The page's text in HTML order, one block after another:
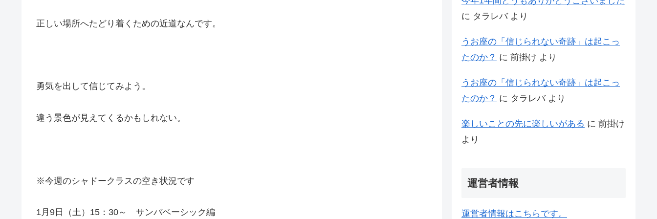
正しい場所へたどり着くための近道なんです。
勇気を出して信じてみよう。
違う景色が見えてくるかもしれない。
※今週のシャドークラスの空き状況です
1月9日（土）15：30～ サンバベーシック編
に タラレバより
うお座の「信じられない奇跡」は起こっ
たのか？ に 前掛け より
うお座の「信じられない奇跡」は起こっ
たのか？ に タラレバより
楽しいことの先に楽しいがある に 前掛け
より
運営者情報
運営者情報はこちらです。